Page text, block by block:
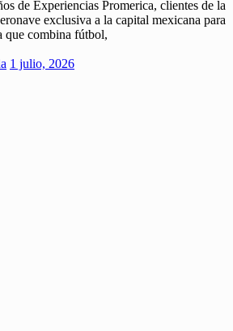
de Experiencias Promerica, clientes de la
exclusiva a la capital mexicana para
que combina fútbol,
1 julio, 2026